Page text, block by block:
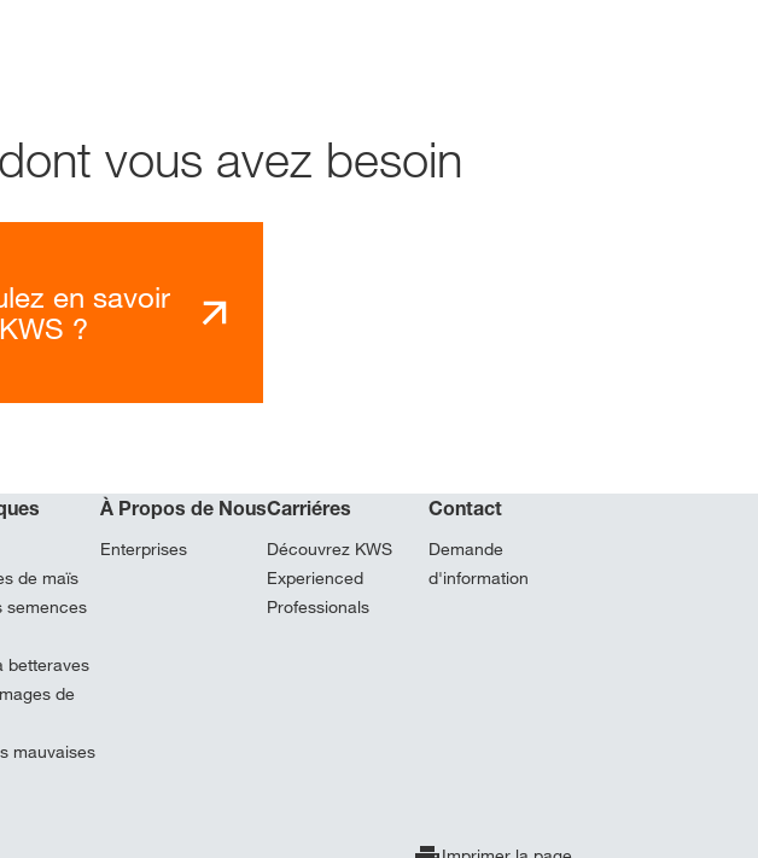
vous avez besoin
en savoir
?
de maïs
semences
betteraves
de
mauvaises
À Propos de Nous
Enterprises
Carriéres
Découvrez KWS
Experienced
Professionals
Contact
Demande
d'information